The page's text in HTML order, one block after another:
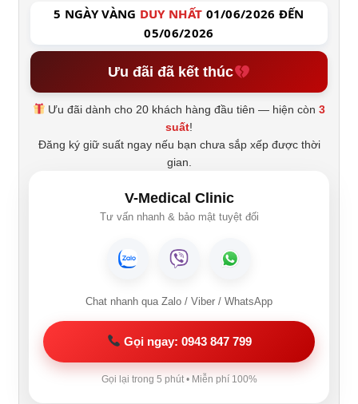
5 NGÀY VÀNG DUY NHẤT 01/06/2026 ĐẾN
05/06/2026
Ưu đãi đã kết thúc
Ưu đãi dành cho 20 khách hàng đầu tiên — hiện còn3
suất!
Đăng ký giữ suất ngay nếu bạn chưa sắp xếp được thời
gian.
V-Medical Clinic
Tư vấn nhanh & bảo mật tuyệt đối
Chat nhanh qua Zalo / Viber / WhatsApp
Gọi ngay: 0943 847 799
Gọi lại trong 5 phút • Miễn phí 100%